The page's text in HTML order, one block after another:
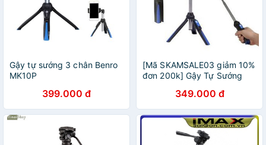
Gậy tự sướng 3 chân Benro
MK10P
399.000 đ
[Mã SKAMSALE03 giảm 10%
đơn 200k] Gậy Tự Sướng
Monopod ) Benro MK10
349.000 đ